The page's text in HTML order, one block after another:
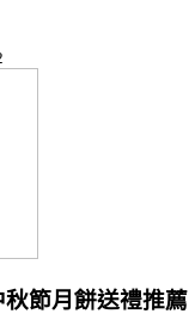
節月餅送禮推薦